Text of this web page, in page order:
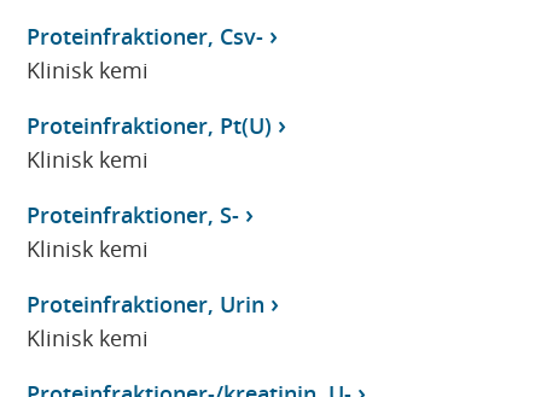
Proteinfraktioner, Csv-
Klinisk kemi
Proteinfraktioner, Pt(U)
Klinisk kemi
Proteinfraktioner, S-
Klinisk kemi
Proteinfraktioner, Urin
Klinisk kemi